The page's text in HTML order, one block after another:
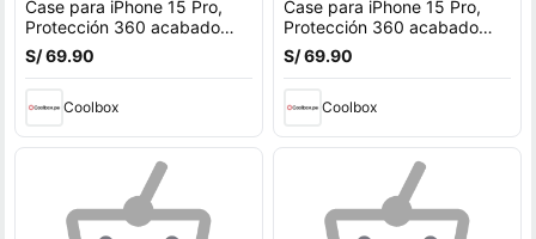
Case para iPhone 15 Pro,
Protección 360 acabado
puffer, degradado marrón
S/ 69.90
Coolbox
Case para iPhone 15 Pro,
Protección 360 acabado
puffer, degradado rosado
S/ 69.90
Coolbox